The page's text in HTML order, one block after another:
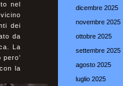
nel
dei
da
La
la
dicembre 2025
novembre 2025
ottobre 2025
settembre 2025
agosto 2025
luglio 2025